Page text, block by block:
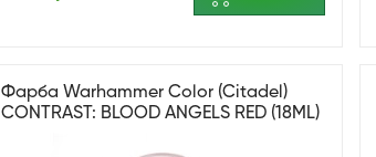
Фарба Warhammer Color (Citadel)
CONTRAST: BLOOD ANGELS RED (18ML)